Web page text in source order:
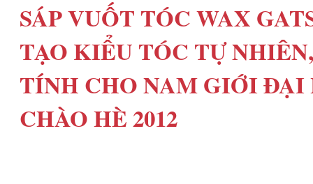
SÁP VUỐT TÓC WAX
TẠO KIỂU TÓC TỰ
TÍNH CHO NAM GIỚI ĐẠI
CHÀO HÈ 2012